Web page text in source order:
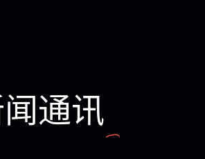
通讯